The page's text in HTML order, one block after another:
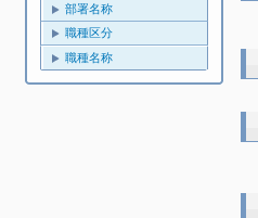
部署名称
職種区分
職種名称